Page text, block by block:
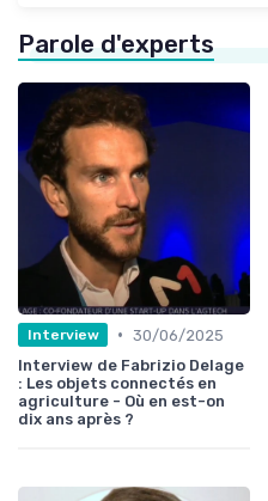
Parole d'experts
Interview • 30/06/2025
Interview de Fabrizio Delage
: Les objets connectés en
agriculture - Où en est-on
dix ans après ?